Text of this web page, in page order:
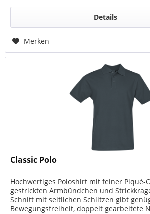
Details
Merken
Classic Polo
Hochwertiges Poloshirt mit feiner Piqué-
gestrickten Armbündchen und
Schnitt mit seitlichen Schlitzen gibt
Bewegungsfreiheit, doppelt gearbeitete